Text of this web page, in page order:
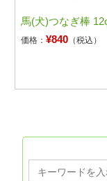
馬(犬)つなぎ棒
価格：¥840 （税込）
Search
for: